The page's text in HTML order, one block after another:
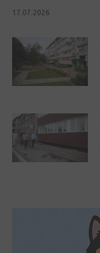
17.07.2026